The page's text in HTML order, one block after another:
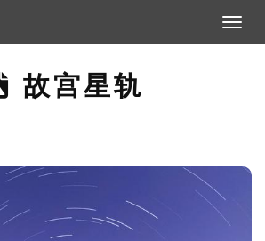
Toggle
THIS PAGE
故宫星轨